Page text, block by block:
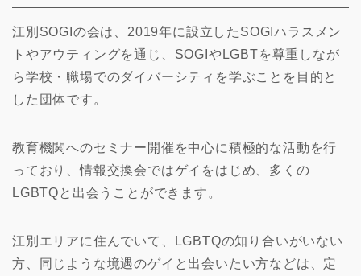
江別SOGIの会は、2019年に設立したSOGIハラスメン
トやアウティングを通じ、SOGIやLGBTを尊重しなが
ら学校・職場でのダイバーシティを学ぶことを目的と
した団体です。
教育機関へのセミナー開催を中心に積極的な活動を行
っており、情報交換会ではゲイをはじめ、多くの
LGBTQと出会うことができます。
江別エリアに住んでいて、LGBTQの知り合いがいない
方、同じような境遇のゲイと出会いたい方などは、定